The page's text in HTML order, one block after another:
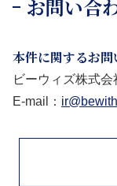
お問い合
本件に関するお
ビーウィズ株式
E-mail：